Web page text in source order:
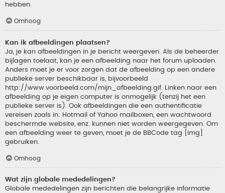
hebben.
Omhoog
Kan ik afbeeldingen plaatsen?
Ja, je kan afbeeldingen in je bericht weergeven. Als de beheerder
bijlagen toelaat, kan je een afbeelding naar het forum uploaden.
Anders moet je er voor zorgen dat de afbeelding op een andere
publieke server beschikbaar is, bijvoorbeeld
http://www.voorbeeld.com/mijn_afbeelding.gif. Linken naar een
afbeelding op je eigen computer is onmogelijk (tenzij het een
publieke server is). Ook afbeeldingen die een authentificatie
vereisen zoals in: Hotmail of Yahoo mailboxen, een wachtwoord
beschermde website, enz. kunnen niet worden weergegeven. Om
een afbeelding weer te geven, moet je de BBCode tag [img]
gebruiken.
Omhoog
Wat zijn globale mededelingen?
Globale mededelingen zijn berichten die belangrijke informatie